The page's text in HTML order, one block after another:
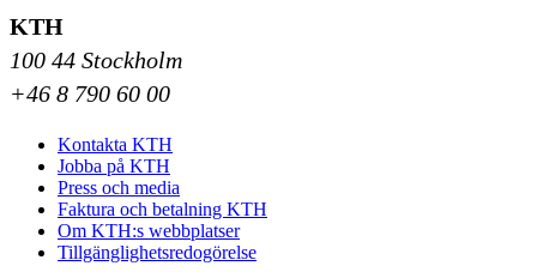
KTH
100 44 Stockholm
+46 8 790 60 00
Kontakta KTH
Jobba på KTH
Press och media
Faktura och betalning KTH
Om KTH:s webbplatser
Tillgänglighetsredogörelse